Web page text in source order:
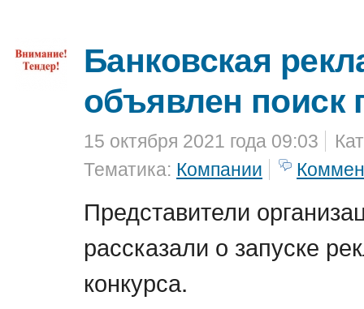
Банковская
объявлен поиск
15 октября 2021 года 09:03
Тематика: Компании
Представители
рассказали о запуске
конкурса.